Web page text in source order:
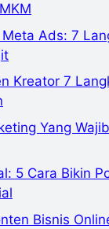
Ads: 7
Kreator 7
Yang
5 Cara Bikin
Bisnis